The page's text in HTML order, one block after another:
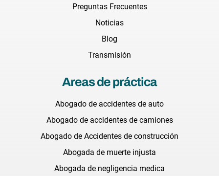
Preguntas Frecuentes
Noticias
Blog
Transmisión
Areas de práctica
Abogado de accidentes de auto
Abogado de accidentes de camiones
Abogado de Accidentes de construcción
Abogada de muerte injusta
Abogada de negligencia medica